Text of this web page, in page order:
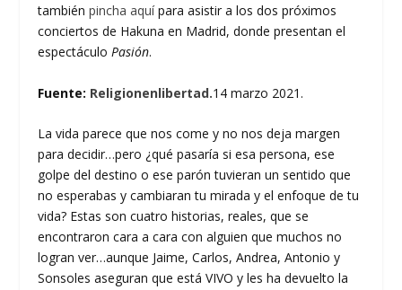
tambiénpincha aquípara asistir a los dos próximos
conciertos de Hakuna en Madrid, donde presentan el
espectáculoPasión.
Fuente: Religionenlibertad.14 marzo 2021.
La vida parece que nos come y no nos deja margen
para decidir…pero ¿qué pasaría si esa persona, ese
golpe del destino o ese parón tuvieran un sentido que
no esperabas y cambiaran tu mirada y el enfoque de tu
vida? Estas son cuatro historias, reales, que se
encontraron cara a cara con alguien que muchos no
logran ver…aunque Jaime, Carlos, Andrea, Antonio y
Sonsoles aseguran que está VIVO y les ha devuelto la